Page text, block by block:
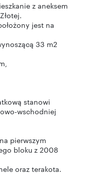
z aneksem
jest na
33 m2
stanowi
wschodniej
pierwszym
bloku z 2008
oraz terakota.